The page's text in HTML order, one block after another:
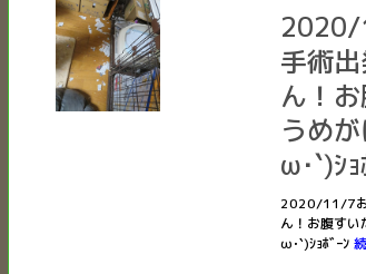
2020/
手術
ん！
うめ
ω･`)ｼｮ
2020/11/7お
ん！お腹すい
ω･`)ｼｮﾎﾞｰﾝ